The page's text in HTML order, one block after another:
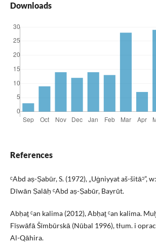
Downloads
References
ᶜAbd aṣ-Ṣabūr, S. (1972), „Uġniyyat aš-šitāᵓ”,
Dīwān Ṣalāḥ ᶜAbd aṣ-Ṣabūr, Bayrūt.
Abḥaṯ ᶜan kalima (2012), Abḥaṯ ᶜan kalima.
Fīswāfā Šīmbūrskā (Nūbal 1996), tłum. i
Al-Qāhira.